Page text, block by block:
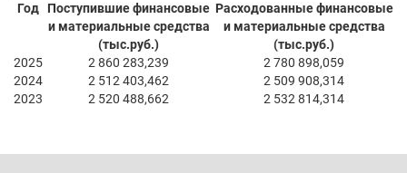
Год
Поступившие финансовые
и материальные средства
(тыс.руб.)
Расходованные финансовые
и материальные средства
(тыс.руб.)
2025
2 860 283,239
2 780 898,059
2024
2 512 403,462
2 509 908,314
2023
2 520 488,662 2 532 814,314